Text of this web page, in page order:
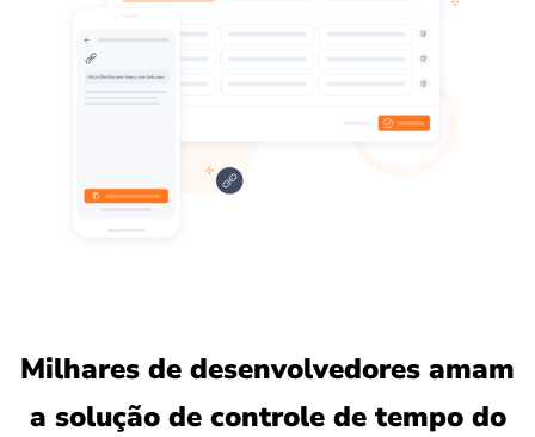
Milhares de desenvolvedores amam
a solução de controle de tempo do